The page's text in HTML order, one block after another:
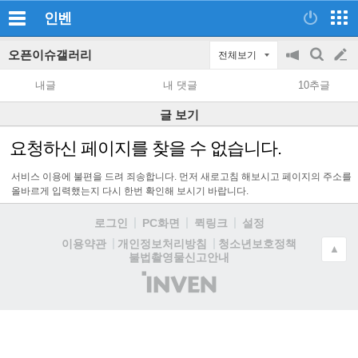
인벤
오픈이슈갤러리 전체보기
공
지
on/off
검
색
글
쓰
기
내글 내 댓글 10추글
글 보기
요청하신 페이지를 찾을 수 없습니다.
서비스 이용에 불편을 드려 죄송합니다. 먼저 새로고침 해보시고 페이지의 주소를
올바르게 입력했는지 다시 한번 확인해 보시기 바랍니다.
로그인 PC화면 퀵링크
설정
이용약관
개인정보처리방침
청소년보호정책
불법촬영물신고안내
(주)
인
▲